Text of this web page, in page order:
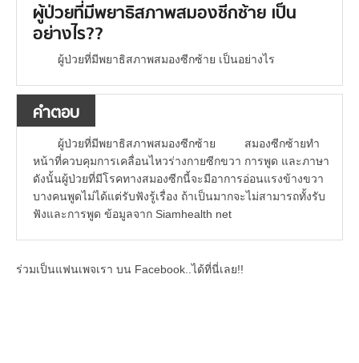
ผู้ป่วยที่มีพยาธิสภาพสมองซีกซ้าย เป็น
อย่างไร??
ผู้ป่วยที่มีพยาธิสภาพสมองซีกซ้าย เป็นอย่างไร
คำตอบ
ผู้ป่วยที่มีพยาธิสภาพสมองซีกซ้าย สมองซีกซ้ายทำ
หน้าที่ควบคุมการเคลื่อนไหวร่างกายซีกขวา การพูด และภาษา
ดังนั้นผู้ป่วยที่มีโรคทางสมองซีกนี้จะมีอาการอ่อนแรงข้างขวา
บางคนพูดไม่ได้แต่รับฟังรู้เรื่อง ถ้าเป็นมากจะไม่สามารถทั้งรับ
ฟังและการพูด ข้อมูลจาก Siamhealth net
ร่วมเป็นแฟนเพจเรา บน Facebook..ได้ที่นี่เลย!!